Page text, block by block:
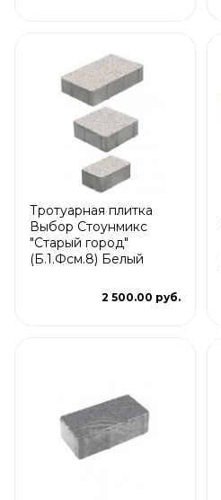
Тротуарная плитка
Выбор Стоунмикс
"Старый город"
(Б.1.Фсм.8) Белый
2 500.00 руб.